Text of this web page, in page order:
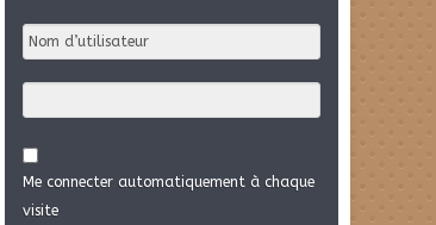
Me connecter automatiquement à chaque
visite